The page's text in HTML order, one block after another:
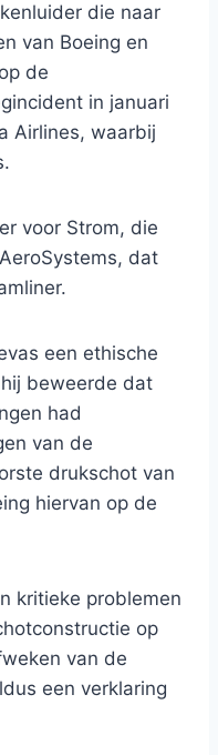
die naar
van Boeing en
de
in januari
Airlines, waarbij
voor Strom, die
dat
een ethische
beweerde dat
had
van de
drukschot van
hiervan op de
kritieke problemen
op
van de
een verklaring